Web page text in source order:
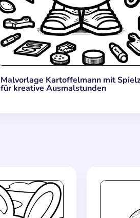
Malvorlage Kartoffelmann mit
für kreative Ausmalstunden